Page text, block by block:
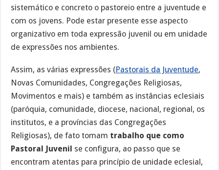
sistemático e concreto o pastoreio entre a juventude e
com os jovens. Pode estar presente esse aspecto
organizativo em toda expressão juvenil ou em unidade
de expressões nos ambientes.
Assim, as várias expressões (Pastorais da Juventude,
Novas Comunidades, Congregações Religiosas,
Movimentos e mais) e também as instâncias eclesiais
(paróquia, comunidade, diocese, nacional, regional, os
institutos, e a províncias das Congregações
Religiosas), de fato tomam trabalho que como
Pastoral Juvenil se configura, ao passo que se
encontram atentas para princípio de unidade eclesial,